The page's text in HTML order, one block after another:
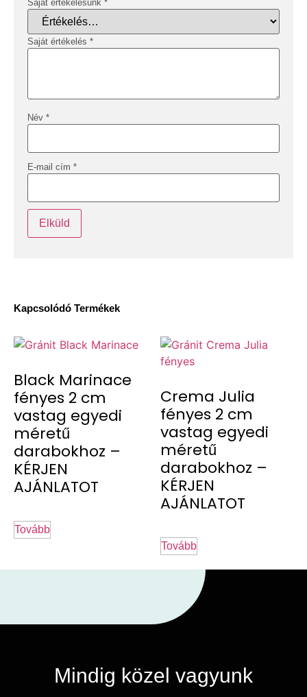
Kapcsolódó Termékek
Black Marinace
fényes 2 cm
vastag egyedi
méretű
darabokhoz –
KÉRJEN
AJÁNLATOT
Tovább
Crema Julia
fényes 2 cm
vastag egyedi
méretű
darabokhoz –
KÉRJEN
AJÁNLATOT
Tovább
Saját értékelésünk *
Saját értékelés *
Név *
E-mail cím *
Mindig közel vagyunk